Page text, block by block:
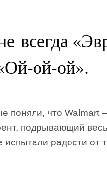
всегда
ой-ой».
поняли, что Walmart
подрывающий весь
испытали радости от